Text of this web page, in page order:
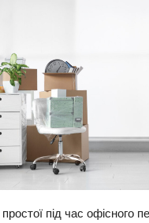
під час офісного